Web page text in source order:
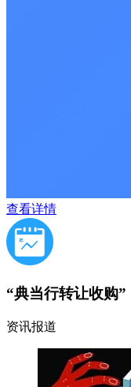
查看详情
“典当行转让收购”
资讯报道